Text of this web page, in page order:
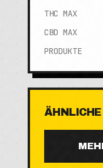
THC MAX
CBD MAX
PRODUKTE